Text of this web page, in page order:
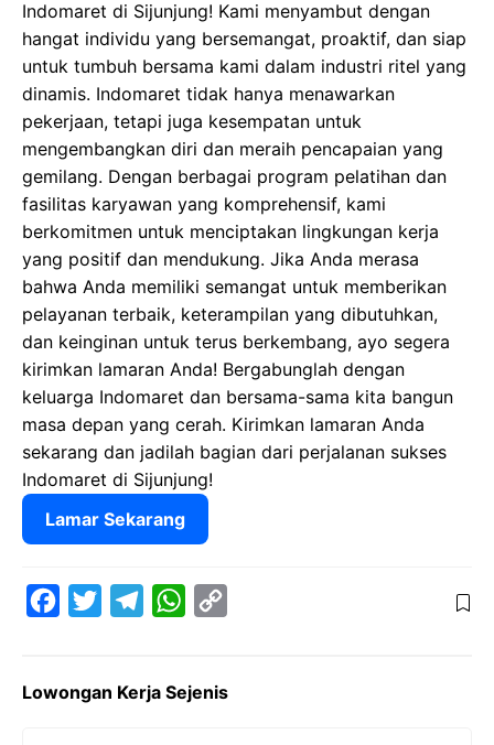
Indomaret di Sijunjung! Kami menyambut dengan
hangat individu yang bersemangat, proaktif, dan siap
untuk tumbuh bersama kami dalam industri ritel yang
dinamis. Indomaret tidak hanya menawarkan
pekerjaan, tetapi juga kesempatan untuk
mengembangkan diri dan meraih pencapaian yang
gemilang. Dengan berbagai program pelatihan dan
fasilitas karyawan yang komprehensif, kami
berkomitmen untuk menciptakan lingkungan kerja
yang positif dan mendukung. Jika Anda merasa
bahwa Anda memiliki semangat untuk memberikan
pelayanan terbaik, keterampilan yang dibutuhkan,
dan keinginan untuk terus berkembang, ayo segera
kirimkan lamaran Anda! Bergabunglah dengan
keluarga Indomaret dan bersama-sama kita bangun
masa depan yang cerah. Kirimkan lamaran Anda
sekarang dan jadilah bagian dari perjalanan sukses
Indomaret di Sijunjung!
Lamar Sekarang
e
t
e
W
t
y
Lowongan Kerja Sejenis